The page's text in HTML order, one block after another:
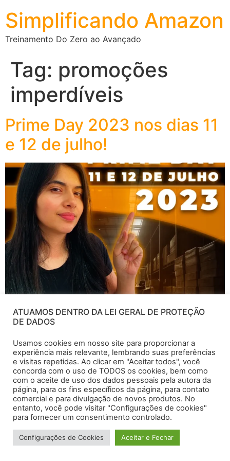
Simplificando Amazon
Treinamento Do Zero ao Avançado
Tag: promoções
imperdíveis
Prime Day 2023 nos dias 11
e 12 de julho!
Assista o vídeo abaixo ou prossiga com a leitura em
nosso conteúdo: O tão aguardado Prime Day 2023 será
nos dias 11 e 12 de julho, e é neste artigo que quero
compartilhar estratégias valiosas para que você possa
obter um ótimo faturamento nesse dia especial. Afinal,
nada supera a oportunidade de lucrar e ter […]
Treinamento Do Zero ao Avançado
Todos os direitos reservados
ATUAMOS DENTRO DA LEI GERAL DE PROTEÇÃO
DE DADOS
Usamos cookies em nosso site para proporcionar a
experiência mais relevante, lembrando suas preferências
e visitas repetidas. Ao clicar em "Aceitar todos", você
concorda com o uso de TODOS os cookies, bem como
com o aceite de uso dos dados pessoais pela autora da
página, para os fins específicos da página, para contato
comercial e para divulgação de novos produtos. No
entanto, você pode visitar "Configurações de cookies"
para fornecer um consentimento controlado.
Configurações de Cookies Aceitar e Fechar